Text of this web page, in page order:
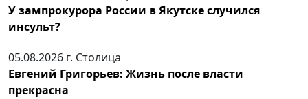
У зампрокурора России в Якутске случился
инсульт?
05.08.2026 г. Столица
Евгений Григорьев: Жизнь после власти
прекрасна